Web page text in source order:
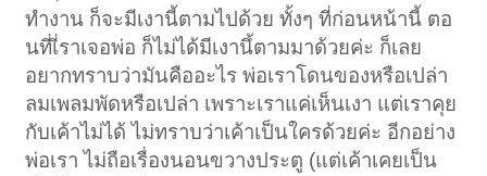
ทำงาน ก็จะมีเงานี้ตามไปด้วย ทั้งๆ ที่ก่อนหน้านี้ ตอ
นที่เี่ราเจอพ่อ ก็ไม่ได้มีเงานึ้ตามมาด้วยค่ะ ก็เลย
อยากทราบว่ามันคืออะไร พ่อเราโดนของหรือเปล่า
ลมเพลมพัดหรือเปล่า เพราะเราแค่เห็นเงา แต่เราคุย
กับเค้าไม่ได้ ไม่ทราบว่าเค้าเป็นใครด้วยค่ะ อีกอย่าง
พ่อเรา ไม่ถือเรื่องนอนขวางประตู (แต่เค้าเคยเป็น